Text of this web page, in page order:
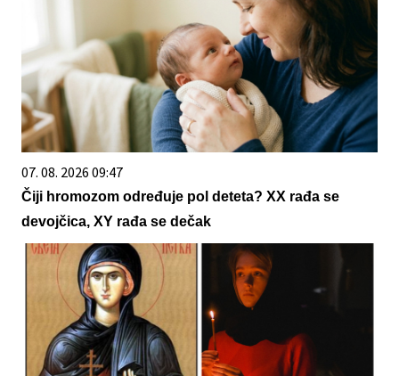
07. 08. 2026 09:47
Čiji hromozom određuje pol deteta? XX rađa se
devojčica, XY rađa se dečak